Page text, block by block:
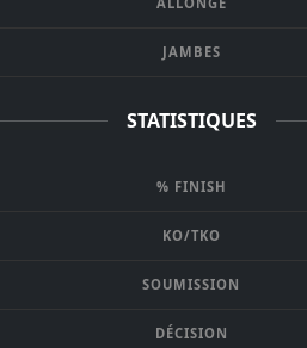
JAMBES
STATISTIQUES
% FINISH
KO/TKO
SOUMISSION
DÉCISION